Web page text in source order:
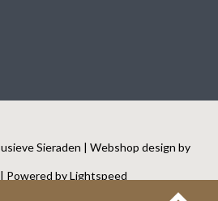
Sieraden | Webshop design by
| Powered byLightspeed